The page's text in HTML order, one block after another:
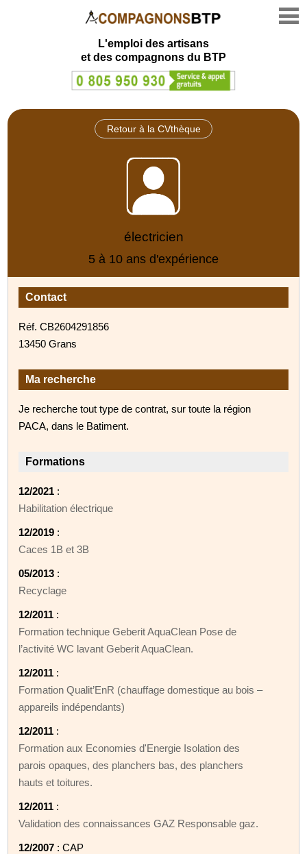
L'emploi des artisans
et des compagnons du BTP
Retour à la CVthèque
électricien
5 à 10 ans d'expérience
Contact
Réf. CB2604291856
13450 Grans
Ma recherche
Je recherche tout type de contrat, sur toute la région
PACA, dans le Batiment.
Formations
12/2021 :
Habilitation électrique
12/2019 :
Caces 1B et 3B
05/2013 :
Recyclage
12/2011 :
Formation technique Geberit AquaClean Pose de
l’activité WC lavant Geberit AquaClean.
12/2011 :
Formation Qualit’EnR (chauffage domestique au bois –
appareils indépendants)
12/2011 :
Formation aux Economies d'Energie Isolation des
parois opaques, des planchers bas, des planchers
hauts et toitures.
12/2011 :
Validation des connaissances GAZ Responsable gaz.
12/2007 : CAP